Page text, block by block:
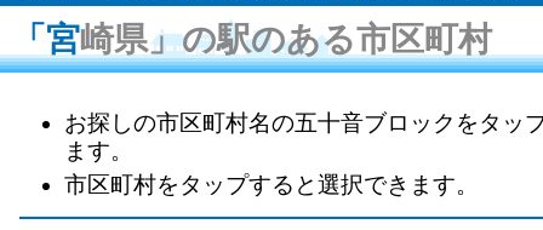
「宮崎県」の駅のある市区町村
お探しの市区町村名の五十音ブロックをタッ
ます。
市区町村をタップすると選択できます。